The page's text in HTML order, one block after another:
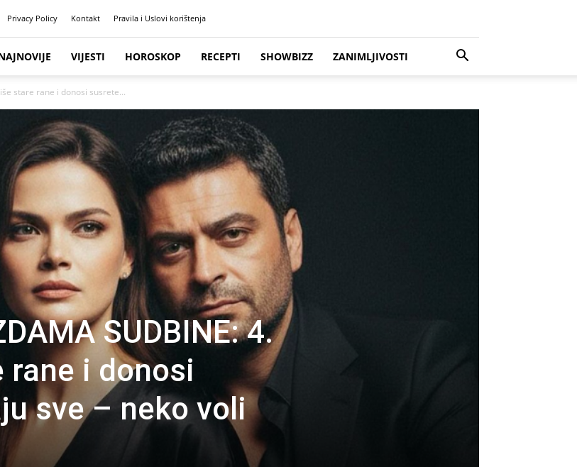
Privacy Policy Kontakt Pravila i Uslovi korištenja
VIJESTI HOROSKOP RECEPTI SHOWBIZZ ZANIMLJIVOSTI
stare rane i donosi susrete...
SUDBINE: 4.
i donosi
sve – neko voli